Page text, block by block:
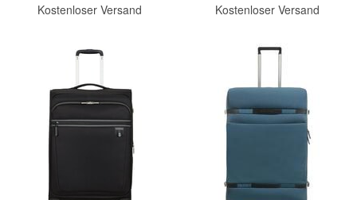
Kostenloser Versand Kostenloser Versand